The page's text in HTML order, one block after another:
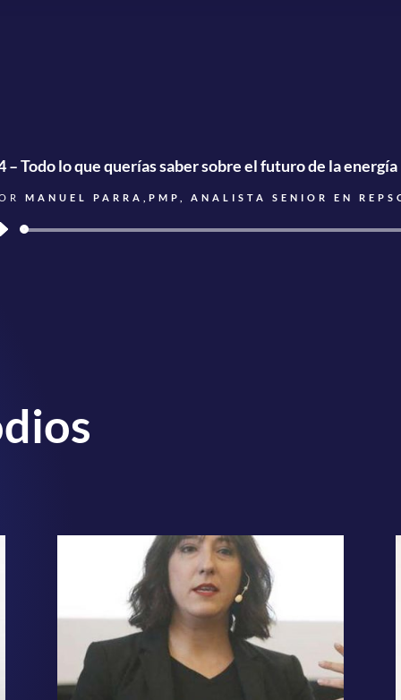
– Todo lo que querías saber sobre el futuro de la energía
MANUEL PARRA,PMP, ANALISTA SENIOR EN
Reproductor